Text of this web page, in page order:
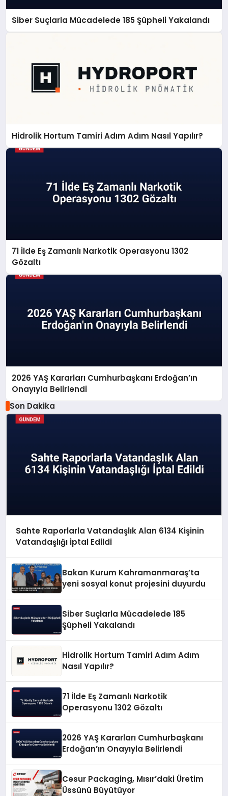
Siber Suçlarla Mücadelede 185 Şüpheli Yakalandı
Hidrolik Hortum Tamiri Adım Adım Nasıl Yapılır?
71 İlde Eş Zamanlı Narkotik Operasyonu 1302
Gözaltı
2026 YAŞ Kararları Cumhurbaşkanı Erdoğan’ın
Onayıyla Belirlendi
Son Dakika
Sahte Raporlarla Vatandaşlık Alan 6134 Kişinin
Vatandaşlığı İptal Edildi
Bakan Kurum Kahramanmaraş’ta
yeni sosyal konut projesini duyurdu
Siber Suçlarla Mücadelede 185
Şüpheli Yakalandı
Hidrolik Hortum Tamiri Adım Adım
Nasıl Yapılır?
71 İlde Eş Zamanlı Narkotik
Operasyonu 1302 Gözaltı
2026 YAŞ Kararları Cumhurbaşkanı
Erdoğan’ın Onayıyla Belirlendi
Cesur Packaging, Mısır’daki Üretim
Üssünü Büyütüyor